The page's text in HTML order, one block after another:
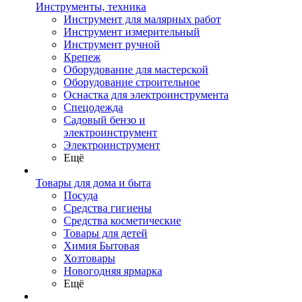
Инструменты, техника
Инструмент для малярных работ
Инструмент измерительный
Инструмент ручной
Крепеж
Оборудование для мастерской
Оборудование строительное
Оснастка для электроинструмента
Спецодежда
Садовый бензо и
электроинструмент
Электроинструмент
Ещё
Товары для дома и быта
Посуда
Средства гигиены
Средства косметические
Товары для детей
Химия Бытовая
Хозтовары
Новогодняя ярмарка
Ещё